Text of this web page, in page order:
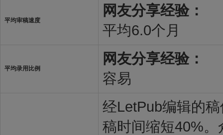
平均审稿速度
网友分享经验：
平均6.0个月
平均录用比例
网友分享经验：
容易
经LetPub编辑的
稿时间缩短40%